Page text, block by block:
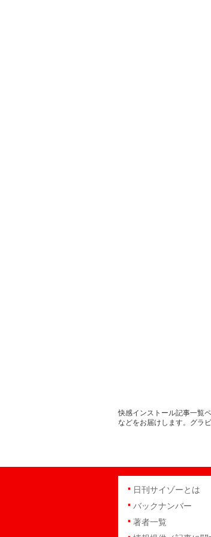
快感インストール記事一覧
などをお届けします。グラ
日刊サイゾーとは
バックナンバー
著者一覧